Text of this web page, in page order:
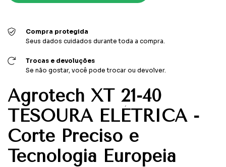
Compra protegida
Seus dados cuidados durante toda a compra.
Trocas e devoluções
Se não gostar, você pode trocar ou devolver.
Agrotech XT 21-40
TESOURA ELÉTRICA -
Corte Preciso e
Tecnologia Europeia